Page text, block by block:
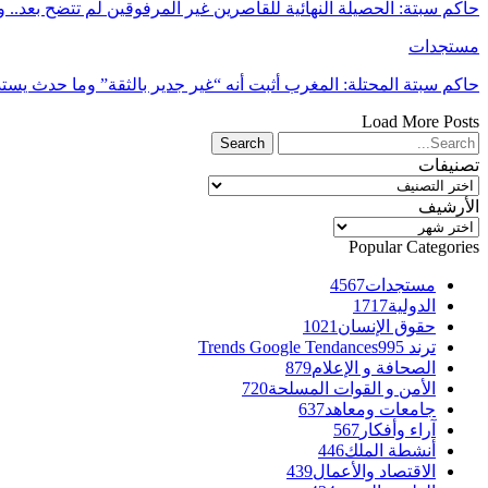
حاكم سبتة: الحصيلة النهائية للقاصرين غير المرفوقين لم تتضح
مستجدات
حاكم سبتة المحتلة: المغرب أثبت أنه “غير جدير بالثقة” وما حدث
Load More Posts
تصنيفات
تصنيفات
الأرشيف
الأرشيف
Popular Categories
مستجدات4567
الدولية1717
حقوق الإنسان 1021
ترند Trends Google Tendances 995
الصحافة و الإعلام879
الأمن و القوات المسلحة720
جامعات ومعاهد637
آراء وأفكار 567
أنشطة الملك446
الاقتصاد والأعمال439